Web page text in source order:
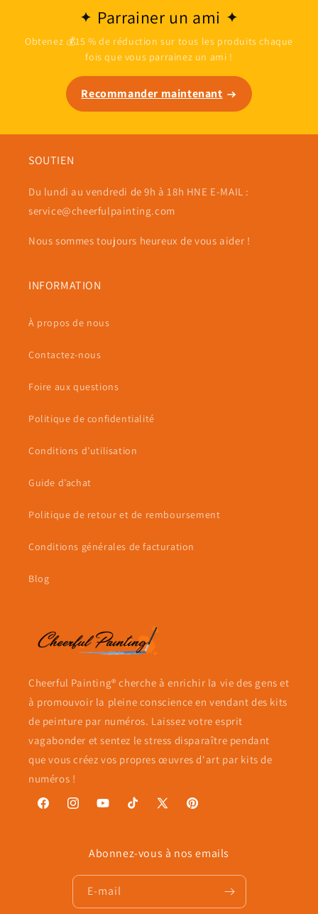
Parrainer un ami
Obtenez 💰15 % de réduction sur tous les produits chaque
fois que vous parrainez un ami !
Recommander maintenant
SOUTIEN
Du lundi au vendredi de 9h à 18h HNE E-MAIL :
service@cheerfulpainting.com
Nous sommes toujours heureux de vous aider !
INFORMATION
À propos de nous
Contactez-nous
Foire aux questions
Politique de confidentialité
Conditions d’utilisation
Guide d’achat
Politique de retour et de remboursement
Conditions générales de facturation
Blog
Cheerful Painting® cherche à enrichir la vie des gens et
à promouvoir la pleine conscience en vendant des kits
de peinture par numéros. Laissez votre esprit
vagabonder et sentez le stress disparaître pendant
que vous créez vos propres œuvres d'art par kits de
numéros !
FacebookInstagramYouTubeTikTok
X
Pinterest
Abonnez-vous à nos emails
E-mail